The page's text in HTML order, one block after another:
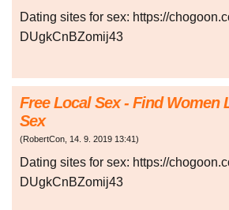
Dating sites for sex: https://
DUgkCnBZomij43
Free Local Sex - Find Women
Sex
(RobertCon, 14. 9. 2019 13:41)
Dating sites for sex: https://
DUgkCnBZomij43